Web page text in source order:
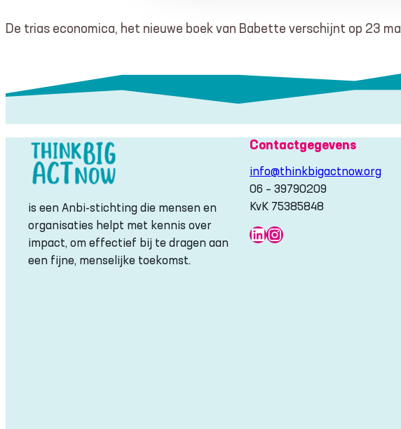
De trias economica, het nieuwe boek van Babette verschijnt op 23
is een Anbi-stichting die mensen en
organisaties helpt met kennis over
impact, om effectief bij te dragen aan
een fijne, menselijke toekomst.
Contactgegevens
info@thinkbigactnow.org
06 – 39790209
KvK 75385848
LinkedIn
Instagram